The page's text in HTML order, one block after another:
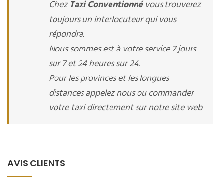
ChezTaxi Conventionnévous trouverez
toujours un interlocuteur qui vous
répondra.
Nous sommes est à votre service 7 jours
sur 7 et 24 heures sur 24.
Pour les provinces et les longues
distances appelez nous ou commander
votre taxi directement sur notre site web
AVIS CLIENTS